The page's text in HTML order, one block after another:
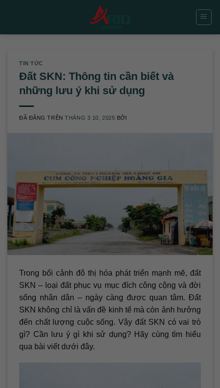
TIN TỨC
Đất SKN: Thông tin cần biết và
những lưu ý khi sử dụng
ĐÃ ĐĂNG TRÊNTHÁNG 3 10, 2025 BỞI
Trong bối cảnh đô thị hóa phát triển mạnh mẽ, đất
SKN – loại đất phục vụ mục đích công cộng và đời
sống nhân dân – ngày càng được quan tâm. Đất
SKN không chỉ là vấn đề kinh tế mà còn ảnh hưởng
đến chất lượng cuộc sống. Vậy đất SKN có vai trò
gì? Cần lưu ý gì khi sử dụng? Hãy cùng tìm hiểu
qua bài viết dưới đây.